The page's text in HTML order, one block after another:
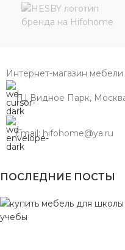
Интернет-магазин
ТЦ Видное Парк,
Email: hifohome@ya.ru
ПОСЛЕДНИЕ ПОСТЫ